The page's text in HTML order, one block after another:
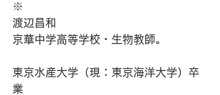
※
渡辺昌和
京華中学高等学校・生物教師。
東京水産大学（現：東京海洋大学）卒
業